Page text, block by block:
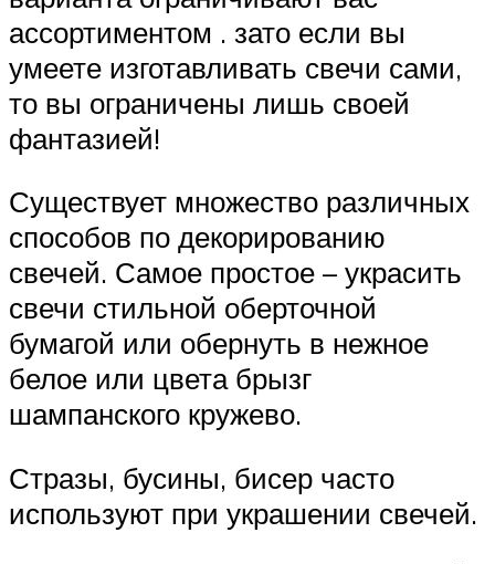
ассортиментом . зато если вы
умеете изготавливать свечи сами,
то вы ограничены лишь своей
фантазией!
Существует множество различных
способов по декорированию
свечей. Самое простое – украсить
свечи стильной оберточной
бумагой или обернуть в нежное
белое или цвета брызг
шампанского кружево.
Стразы, бусины, бисер часто
используют при украшении свечей.